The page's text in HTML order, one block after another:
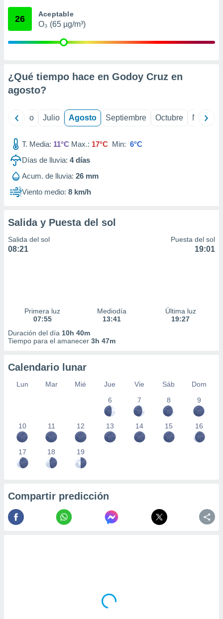
e
publicidad
1199
26 Aceptable
O₃ (65 µg/m³)
¿Qué tiempo hace en Godoy Cruz en
agosto?
Junio Julio Agosto Septiembre Octubre
T. Media: 11°C Max.: 17°C Min: 6°C
Días de lluvia: 4días
Acum. de lluvia: 26 mm
Viento medio: 8 km/h
Salida y Puesta del sol
Salida del sol
08:21
Puesta del sol
19:01
Primera luz
07:55
Mediodía
13:41
Última luz
19:27
Duración del día 10h 40m
Tiempo para el amanecer 3h 47m
Calendario lunar
Lun Mar Mié Jue Vie Sáb
Dom
6
7 8 9
10 11 12 13 14 15 16
17 18 19
Compartir predicción